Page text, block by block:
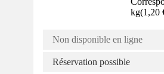
kg(1,20
Non disponible en ligne
Réservation possible